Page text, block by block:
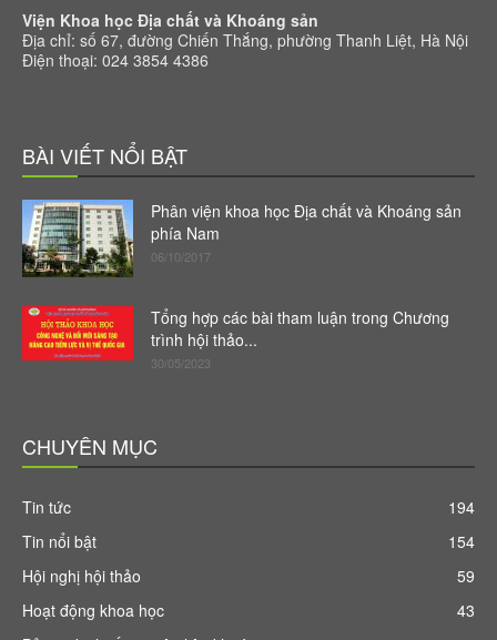
Viện Khoa học Địa chất và Khoáng sản
Địa chỉ: số 67, đường Chiến Thắng, phường Thanh Liệt, Hà Nội
Điện thoại: 024 3854 4386
BÀI VIẾT NỔI BẬT
Phân viện khoa học Địa chất và Khoáng sản
phía Nam
06/10/2017
Tổng hợp các bài tham luận trong Chương
trình hội thảo...
30/05/2023
CHUYÊN MỤC
Tin tức
194
Tin nổi bật
154
Hội nghị hội thảo
59
Hoạt động khoa học
43